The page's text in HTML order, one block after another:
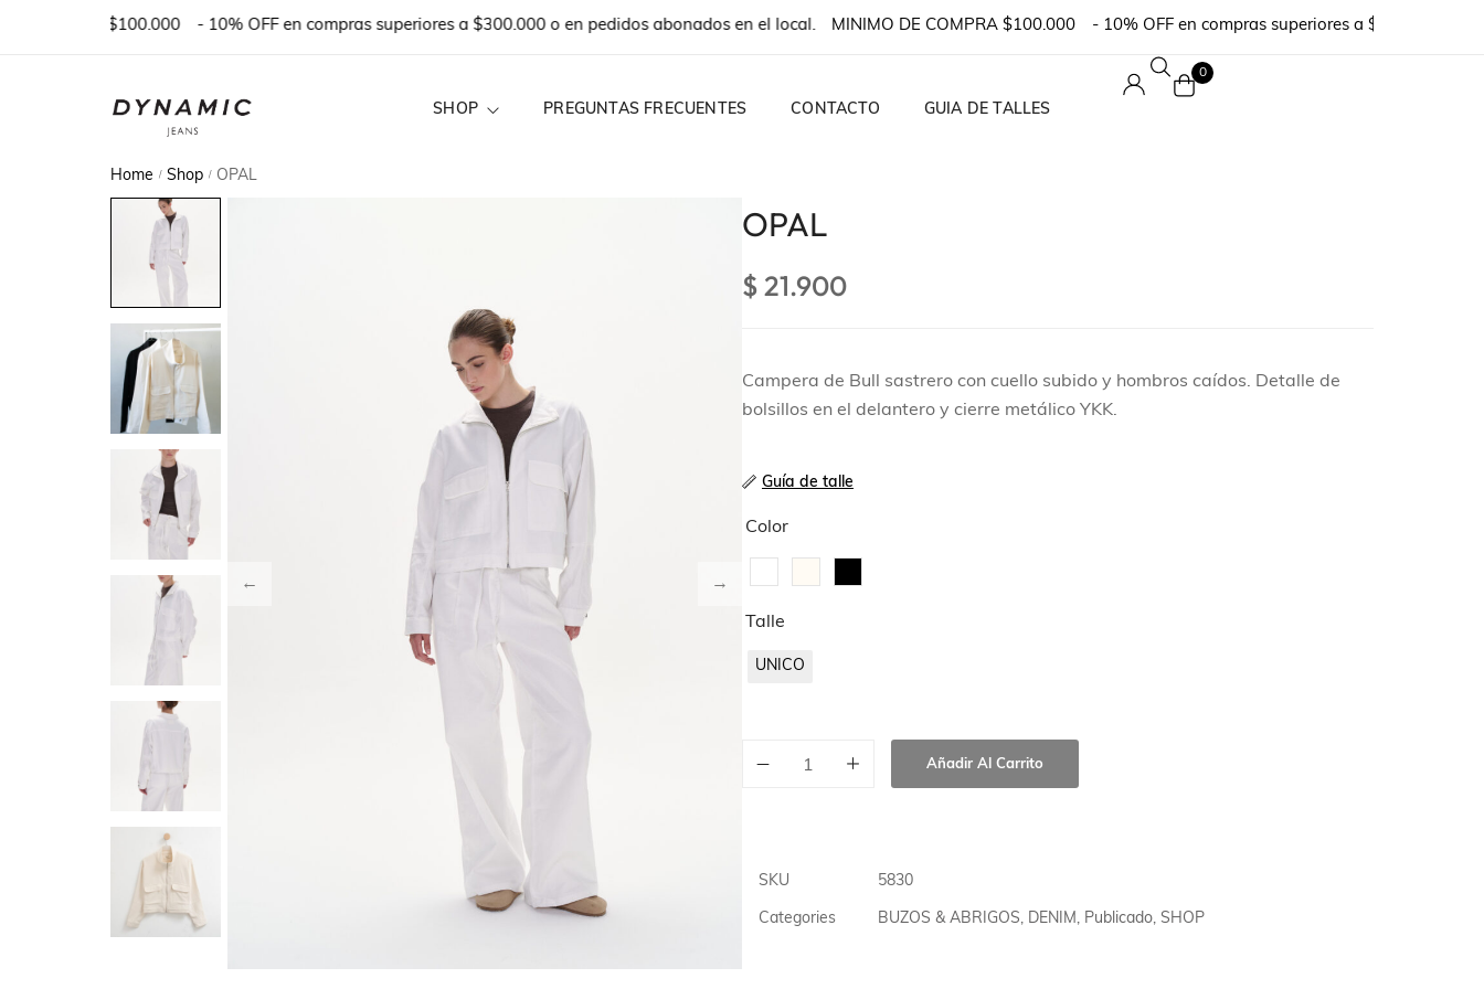
COMPRA $100.000 - 10% OFF en compras superiores a $300.000 o en pedidos abonados en el local. MINIMO DE COMPRA $100.000 - 10% OFF en compras superiores a $300.000 o en
SHOP
REMERAS Y TOPS
MONOS & VESTIDOS
SHORTS
PANTALONES
OFERTAS
Ver todo
PREGUNTAS FRECUENTES CONTACTO GUIA DE TALLES
0
Home / Shop / OPAL
OPAL
$21.900
Campera de Bull sastrero con cuello subido y hombros caídos. Detalle de
bolsillos en el delantero y cierre metálico YKK.
Guía de talle
Color
Talle
UNICO
Añadir Al Carrito
SKU 5830
Categories BUZOS & ABRIGOS, DENIM, Publicado, SHOP